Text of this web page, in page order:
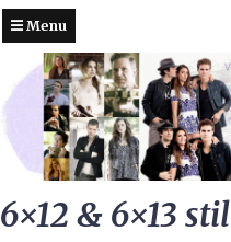
Menu
6×12 & 6×13